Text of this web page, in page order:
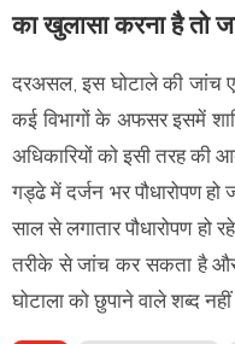
का खुलासा करना है तो
दरअसल, इस घोटाले की जांच
कई विभागों के अफसर इसमें
अधिकारियों को इसी तरह की
गड्ढे में दर्जन भर पौधारोपण
साल से लगातार पौधारोपण
तरीके से जांच कर सकता है और
घोटाला को छुपाने वाले शब्द नहीं